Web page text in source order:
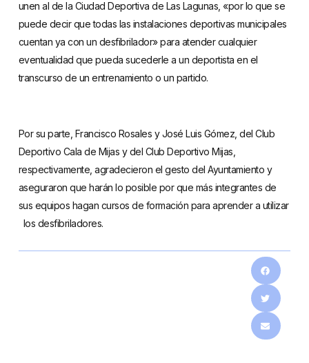
unen al de la Ciudad Deportiva de Las Lagunas, «por lo que se
puede decir que todas las instalaciones deportivas municipales
cuentan ya con un desfibrilador» para atender cualquier
eventualidad que pueda sucederle a un deportista en el
transcurso de un entrenamiento o un partido.
Por su parte, Francisco Rosales y José Luis Gómez, del Club
Deportivo Cala de Mijas y del Club Deportivo Mijas,
respectivamente, agradecieron el gesto del Ayuntamiento y
aseguraron que harán lo posible por que más integrantes de
sus equipos hagan cursos de formación para aprender a utilizar
los desfibriladores.